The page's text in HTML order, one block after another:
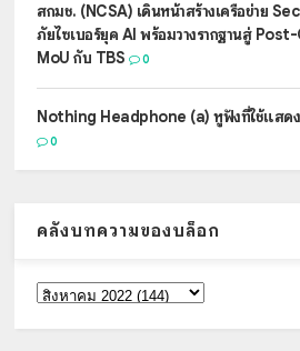
สกมช. (NCSA) เดินหน้าสร้างเครือข่าย
ภัยไซเบอร์ยุค AI พร้อมวางรากฐานสู่
MoU กับ TBS
0
Nothing Headphone (a) หูฟังที่ใช้แสด
0
คลังบทความของบล็อก